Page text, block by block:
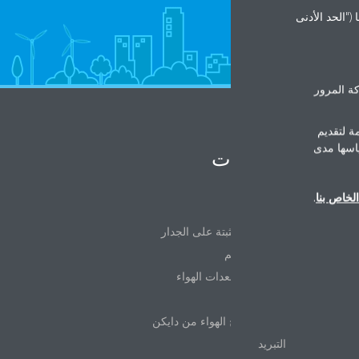
المنتجات
الوحدات المثبتة على الجدار
أنظمة التحكم
المبردات ومعدات الهواء
وحدة ترشيح الهواء من دايكن
التبريد
الأدنى
المرور
لتقديم
مدى
بنا.